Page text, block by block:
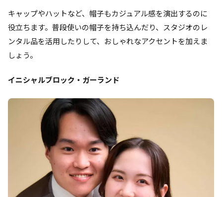
キャップやハットなど、帽子もカジュアル感を演出するのに
役立ちます。普段使いの帽子を持ち込んだり、スタジオのレ
ンタル品を活用したりして、おしゃれなアクセントを加えま
しょう。
イニシャルブロック・ガーランド